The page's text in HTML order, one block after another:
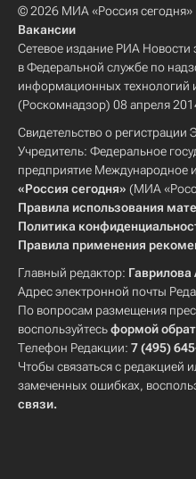
© 2026 МИА «Россия сегодня»
Вакансии
Сетевое издание РИА Новости
в Федеральной службе по
информационных технологий
(Роскомнадзор) 08 апреля
Свидетельство о
Учредитель: Федеральное
предприятие Международное
«Россия сегодня» (МИА
Правила использования
Политика
Правила применения
Главный редактор: Гаврилова
Адрес электронной почты
По вопросам размещения
воспользуйтесьформой
Телефон Редакции: 7 (495)
Чтобы связаться с редакцией
замеченных ошибках,
связи.